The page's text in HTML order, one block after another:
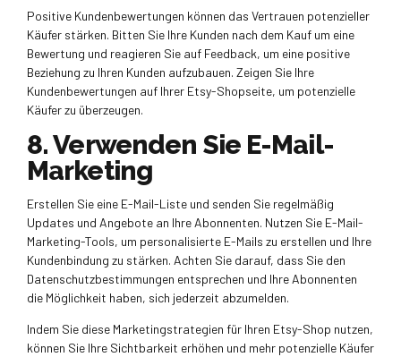
Positive Kundenbewertungen können das Vertrauen potenzieller
Käufer stärken. Bitten Sie Ihre Kunden nach dem Kauf um eine
Bewertung und reagieren Sie auf Feedback, um eine positive
Beziehung zu Ihren Kunden aufzubauen. Zeigen Sie Ihre
Kundenbewertungen auf Ihrer Etsy-Shopseite, um potenzielle
Käufer zu überzeugen.
8. Verwenden Sie E-Mail-
Marketing
Erstellen Sie eine E-Mail-Liste und senden Sie regelmäßig
Updates und Angebote an Ihre Abonnenten. Nutzen Sie E-Mail-
Marketing-Tools, um personalisierte E-Mails zu erstellen und Ihre
Kundenbindung zu stärken. Achten Sie darauf, dass Sie den
Datenschutzbestimmungen entsprechen und Ihre Abonnenten
die Möglichkeit haben, sich jederzeit abzumelden.
Indem Sie diese Marketingstrategien für Ihren Etsy-Shop nutzen,
können Sie Ihre Sichtbarkeit erhöhen und mehr potenzielle Käufer